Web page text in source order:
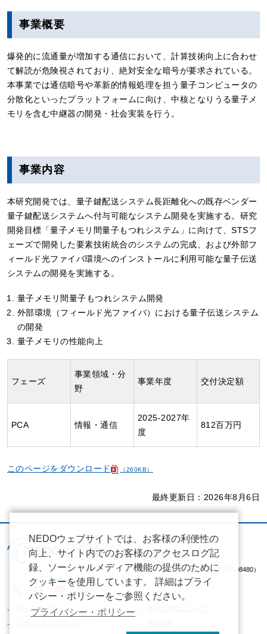
事業概要
爆発的に流通量が増加する通信において、計算技術向上に合わせ
て解読が危険視されており、絶対安全な暗号が要求されている。
本事業では通信暗号や革新的情報処理を担う量子コンピュータの
分散化といったプラットフォームに向け、中核となりうる量子メ
モリを含む中継器の開発・社会実装を行う。
事業内容
本研究開発では、量子鍵配送システム長距離化への既存ベンダー
量子鍵配送システムへ付与可能なシステム開発を実施する。研究
開発目標「量子メモリ間量子もつれシステム」に向けて、STSフ
ェーズで開発した要素技術統合のシステムの完成、および外部フ
ィールド光ファイバ環境へのインストールに利用可能な量子伝送
システムの開発を実施する。
量子メモリ間量子もつれシステム開発
外部環境（フィールド光ファイバ）における量子伝送システム
の開発
量子メモリの性能向上
フェーズ
事業領域・分
野
事業年度 交付決定額
PCA 情報・通信
2025-2027年
度
812百万円
このページをダウンロード （260KB）
最終更新日：2026年8月6日
（法人番号 2020005008480）
サイトマップ
NEDOウェブサイトでは、お客様の利便性の
向上、サイト内でのお客様のアクセスログ記
録、ソーシャルメディア機能の提供のために
クッキーを使用しています。 詳細はプライ
バシー・ポリシーをご参照ください。
プライバシー・ポリシー